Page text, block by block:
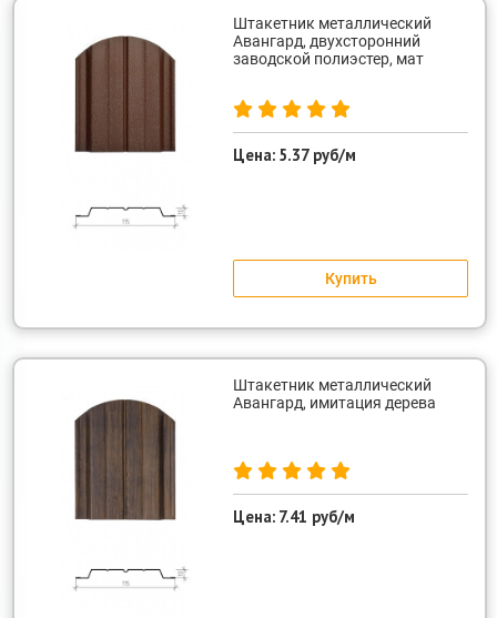
Штакетник металлический
Авангард, двухсторонний
заводской полиэстер, мат
Цена: 5.37 руб/м
Купить
Штакетник металлический
Авангард, имитация дерева
Цена: 7.41 руб/м